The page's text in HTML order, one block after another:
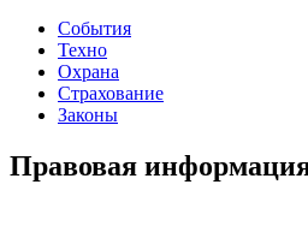
События
Техно
Охрана
Страхование
Законы
Правовая